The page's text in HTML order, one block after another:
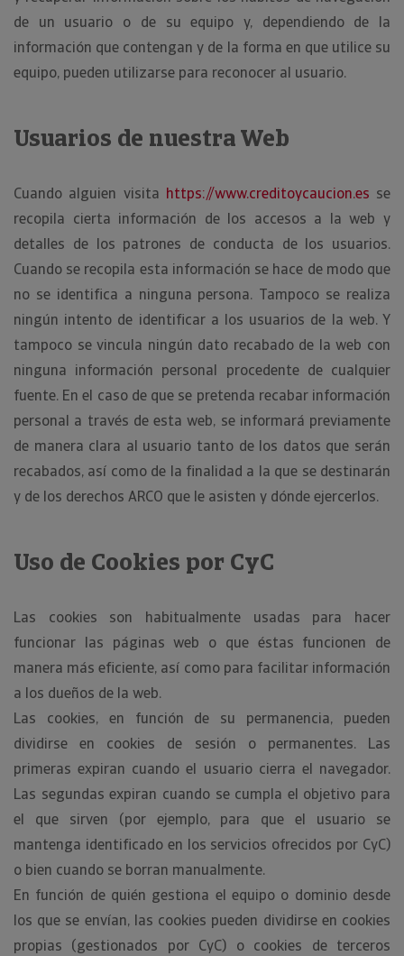
de un usuario o de su equipo y, dependiendo de la
información que contengan y de la forma en que utilice su
equipo, pueden utilizarse para reconocer al usuario.
Usuarios de nuestra Web
Cuando alguien visita https://www.creditoycaucion.es se
recopila cierta información de los accesos a la web y
detalles de los patrones de conducta de los usuarios.
Cuando se recopila esta información se hace de modo que
no se identifica a ninguna persona. Tampoco se realiza
ningún intento de identificar a los usuarios de la web. Y
tampoco se vincula ningún dato recabado de la web con
ninguna información personal procedente de cualquier
fuente. En el caso de que se pretenda recabar información
personal a través de esta web, se informará previamente
de manera clara al usuario tanto de los datos que serán
recabados, así como de la finalidad a la que se destinarán
y de los derechos ARCO que le asisten y dónde ejercerlos.
Uso de Cookies por CyC
Las cookies son habitualmente usadas para hacer
funcionar las páginas web o que éstas funcionen de
manera más eficiente, así como para facilitar información
a los dueños de la web.
Las cookies, en función de su permanencia, pueden
dividirse en cookies de sesión o permanentes. Las
primeras expiran cuando el usuario cierra el navegador.
Las segundas expiran cuando se cumpla el objetivo para
el que sirven (por ejemplo, para que el usuario se
mantenga identificado en los servicios ofrecidos por CyC)
o bien cuando se borran manualmente.
En función de quién gestiona el equipo o dominio desde
los que se envían, las cookies pueden dividirse en cookies
propias (gestionados por CyC) o cookies de terceros